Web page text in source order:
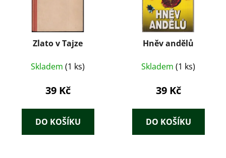
Zlato v Tajze
Skladem (1 ks)
39 Kč
DO KOŠÍKU
Hněv andělů
Skladem (1 ks)
39 Kč
DO KOŠÍKU